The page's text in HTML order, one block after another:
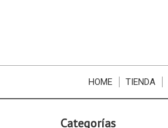
HOME TIENDA
Categorías